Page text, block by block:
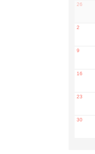
26
2
9
16
23
30